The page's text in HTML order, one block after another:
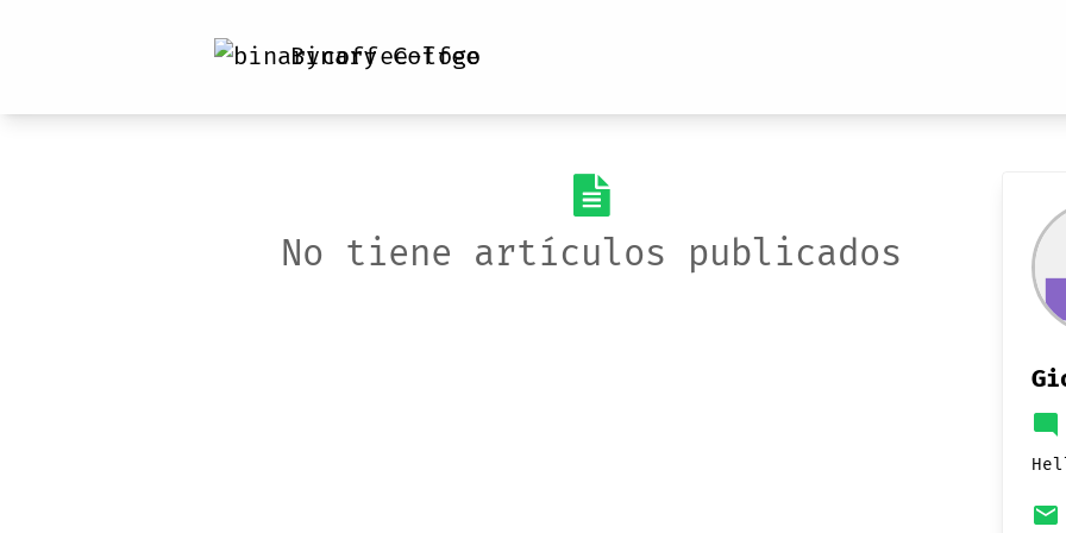
Binary Coffee
No tiene artículos publicados
mode_comment
email